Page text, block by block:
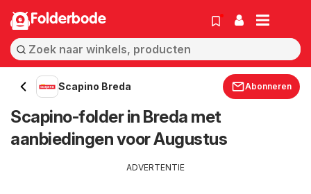
Folderbode
Scapino Breda Abonneren
Scapino-folder in Breda met
aanbiedingen voor Augustus
ADVERTENTIE